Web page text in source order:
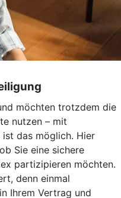
möchten trotzdem die
nutzen – mit
ist das möglich. Hier
Sie eine sichere
partizipieren möchten.
denn einmal
Ihrem Vertrag und